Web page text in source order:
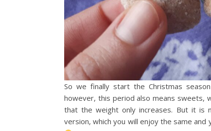
So we finally start the Christmas
however, this period also means sweets,
that the weight only increases. But it is
version, which you will enjoy the same